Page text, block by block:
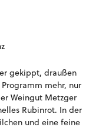
gekippt, draußen
mehr, nur
Weingut Metzger
Rubinrot. In der
und eine feine